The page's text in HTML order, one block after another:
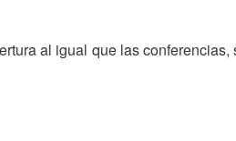
al igual que las conferencias,